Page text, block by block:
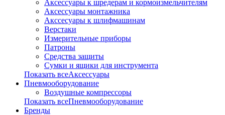
Аксессуары к шредерам и кормоизмельчителям
Аксессуары монтажника
Акссесуары к шлифмашинам
Верстаки
Измерительные приборы
Патроны
Средства защиты
Сумки и ящики для инструмента
Показать всеАксессуары
Пневмооборудование
Воздушные компрессоры
Показать всеПневмооборудование
Бренды